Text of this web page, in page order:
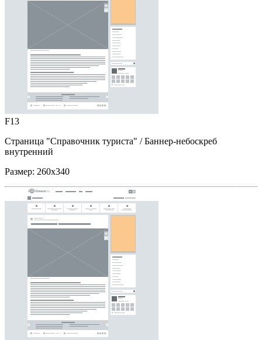
F13
Страница "Справочник туриста" / Баннер-небоскреб
внутренний
Размер: 260x340